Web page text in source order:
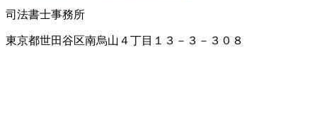
司法書士事務所
東京都世田谷区南烏山４丁目１３－３－３０８